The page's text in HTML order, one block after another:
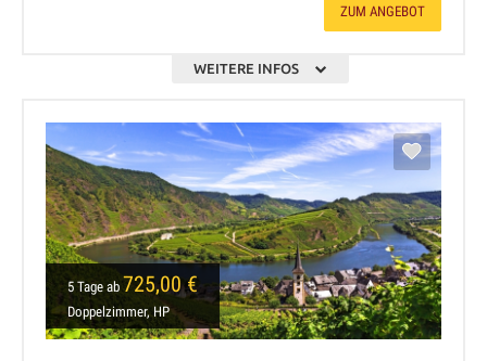
ZUM ANGEBOT
WEITERE INFOS
5 Tage ab 725,00 €
Doppelzimmer, HP